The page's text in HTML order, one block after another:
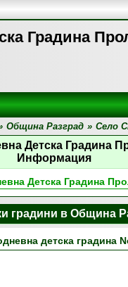
Градина
Община Разград » Село
Детска Градина
Информация
Детска Градина
градини в Община
детска градина